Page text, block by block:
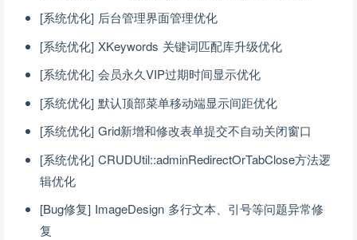
[系统优化] 后台管理界面管理优化
[系统优化] XKeywords 关键词匹配库升级优化
[系统优化] 会员永久VIP过期时间显示优化
[系统优化] 默认顶部菜单移动端显示间距优化
[系统优化] Grid新增和修改表单提交不自动关闭窗口
[系统优化] CRUDUtil::adminRedirectOrTabClose方法逻
辑优化
[Bug修复] ImageDesign 多行文本、引号等问题异常修
复